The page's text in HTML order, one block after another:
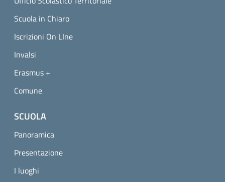
Scuola in Chiaro
Iscrizioni On LIne
Invalsi
Erasmus +
Comune
SCUOLA
Panoramica
Presentazione
I luoghi